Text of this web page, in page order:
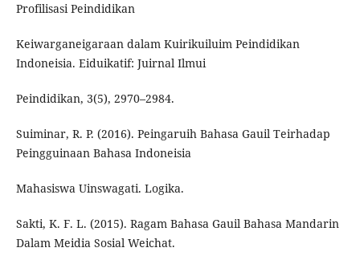
Profilisasi Peindidikan
Keiwarganeigaraan dalam Kuirikuiluim Peindidikan
Indoneisia. Eiduikatif: Juirnal Ilmui
Peindidikan, 3(5), 2970–2984.
Suiminar, R. P. (2016). Peingaruih Bahasa Gauil Teirhadap
Peingguinaan Bahasa Indoneisia
Mahasiswa Uinswagati. Logika.
Sakti, K. F. L. (2015). Ragam Bahasa Gauil Bahasa Mandarin
Dalam Meidia Sosial Weichat.